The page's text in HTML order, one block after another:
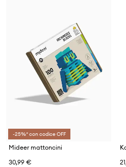
-25%* con codice OFF
Mideer mattoncini
30,99 €